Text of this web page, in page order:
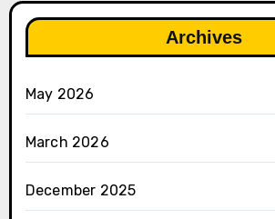
Archives
May 2026
March 2026
December 2025